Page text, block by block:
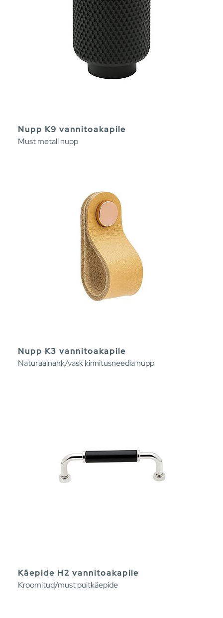
Nupp K9 vannitoakapile
Must metall nupp
Nupp K3 vannitoakapile
Naturaalnahk/vask kinnitusneedia nupp
Käepide H2 vannitoakapile
Kroomitud/must puitkäepide